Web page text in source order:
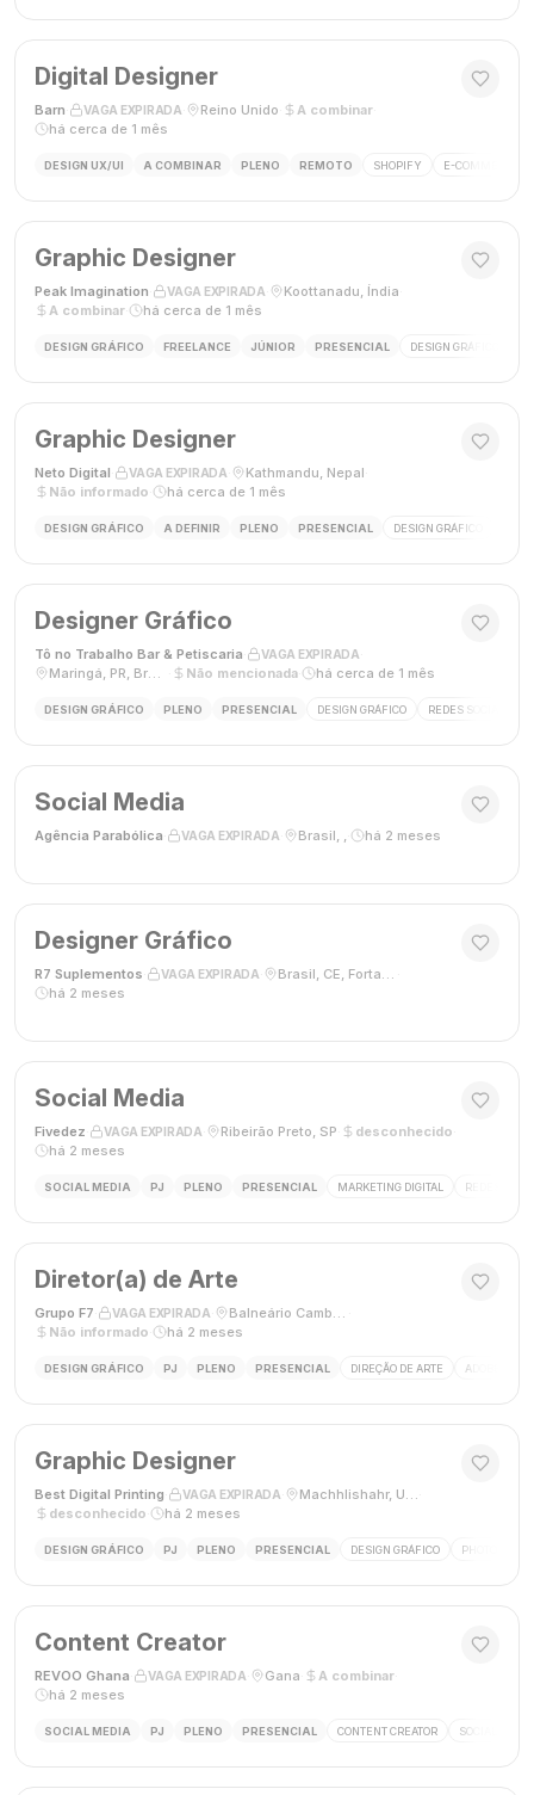
Digital Designer
Barn VAGA EXPIRADA Reino Unido A combinar·
há cerca de 1 mês
DESIGN UX/UI A COMBINAR PLENO REMOTO SHOPIFY E-COMMERCE
Graphic Designer
Peak Imagination VAGA EXPIRADA Koottanadu, Índia
A combinar
há cerca de 1 mês
DESIGN GRÁFICO FREELANCE JÚNIOR PRESENCIAL DESIGN GRÁFICO
Graphic Designer
Neto Digital VAGA EXPIRADA Kathmandu, Nepal
Não informado
há cerca de 1 mês
DESIGN GRÁFICO A DEFINIR PLENO PRESENCIAL DESIGN GRÁFICO
Designer Gráfico
Tô no Trabalho Bar & Petiscaria VAGA EXPIRADA
Maringá, PR, Brasil
Não mencionada há cerca de 1 mês
DESIGN GRÁFICO PLENO PRESENCIAL DESIGN GRÁFICO REDES SOCIAIS
Social Media
Agência Parabólica VAGA EXPIRADA Brasil, , há 2 meses
Designer Gráfico
R7 Suplementos VAGA EXPIRADA Brasil, CE, Fortaleza
há 2 meses
Social Media
Fivedez VAGA EXPIRADA Ribeirão Preto, SP desconhecido
há 2 meses
SOCIAL MEDIA PJ PLENO PRESENCIAL MARKETING DIGITAL REDES
Diretor(a) de Arte
Grupo F7 VAGA EXPIRADA Balneário Camboriú, SC, Brasil
Não informado
há 2 meses
DESIGN GRÁFICO PJ PLENO PRESENCIAL DIREÇÃO DE ARTE ADOBE
Graphic Designer
Best Digital Printing VAGA EXPIRADA Machhlishahr, Uttar Pradesh, Índia
desconhecido
há 2 meses
DESIGN GRÁFICO PJ PLENO PRESENCIAL DESIGN GRÁFICO PHOTOSHOP
Content Creator
REVOO Ghana VAGA EXPIRADA Gana A combinar·
há 2 meses
SOCIAL MEDIA PJ PLENO PRESENCIAL CONTENT CREATOR SOCIAL MEDIA